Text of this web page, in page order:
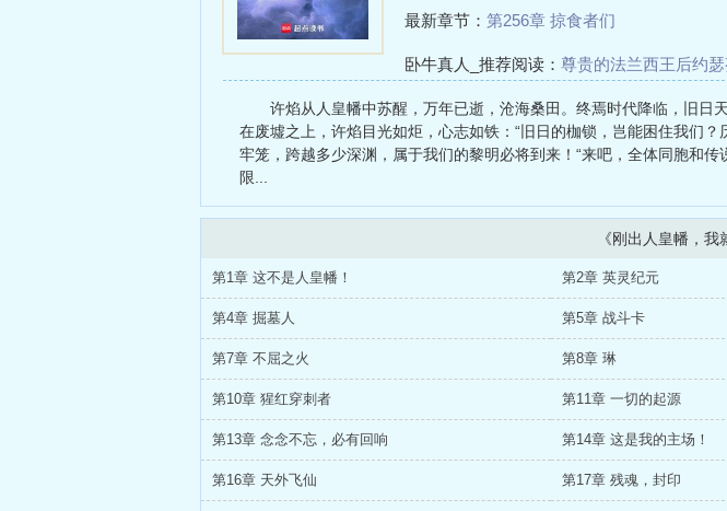
最新章节： 第256章 掠食者们
卧牛真人_推荐阅读： 尊贵的法兰西王后约
从给自己打工开始、人在遮天：从修炼永生
许焰从人皇幡中苏醒，万年已逝，沧海桑田。终焉时代降临，旧
在废墟之上，许焰目光如炬，心志如铁：“旧日的枷锁，岂能困住我们
牢笼，跨越多少深渊，属于我们的黎明必将到来！“来吧，全体同胞和
限...
《刚出人皇幡，
第1章 这不是人皇幡！ 第2章 英灵纪元
第4章 掘墓人 第5章 战斗卡
第7章 不屈之火 第8章 琳
第10章 猩红穿刺者 第11章 一切的起源
第13章 念念不忘，必有回响 第14章 这是我的主场！
第16章 天外飞仙 第17章 残魂，封印